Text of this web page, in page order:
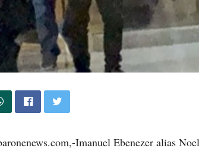
Imanuel Ebenezer alias